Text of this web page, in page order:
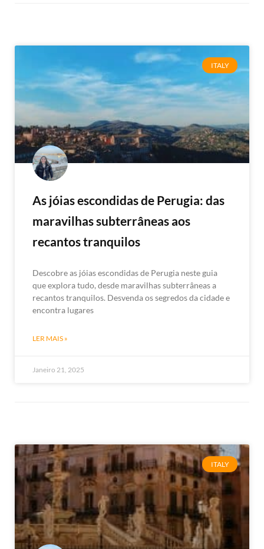
ITALY
As jóias escondidas de Perugia: das
maravilhas subterrâneas aos
recantos tranquilos
Descobre as jóias escondidas de Perugia neste guia
que explora tudo, desde maravilhas subterrâneas a
recantos tranquilos. Desvenda os segredos da cidade e
encontra lugares
LER MAIS »
Janeiro 21, 2025
ITALY